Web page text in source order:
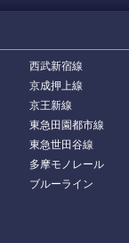
西武新宿線
京成押上線
京王新線
東急田園都市線
東急世田谷線
多摩モノレール
ブルーライン